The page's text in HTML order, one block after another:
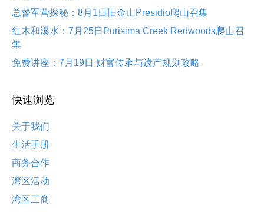
总督军营探秘：8月1日旧金山Presidio爬山召集
红木和溪水：7月25日Purisima Creek Redwoods爬山召
集
免费讲座：7月19日 财富传承与遗产规划攻略
快速浏览
关于我们
生活手册
商务合作
湾区活动
湾区工商